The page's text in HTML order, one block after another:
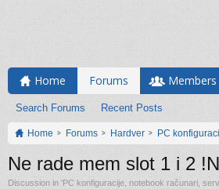
Home Forums
Search Forums Recent Posts
Members
Home Forums Hardver PC
Ne rade mem slot 1 i 2
Discussion in 'PC konfiguracije, notebook računari,